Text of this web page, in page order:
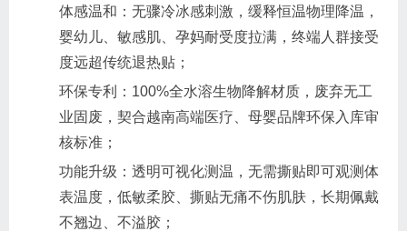
体感温和：无骤冷冰感刺激，缓释恒温物理降温，
婴幼儿、敏感肌、孕妈耐受度拉满，终端人群接受
度远超传统退热贴；
环保专利：100%全水溶生物降解材质，废弃无工
业固废，契合越南高端医疗、母婴品牌环保入库审
核标准；
功能升级：透明可视化测温，无需撕贴即可观测体
表温度，低敏柔胶、撕贴无痛不伤肌肤，长期佩戴
不翘边、不溢胶；